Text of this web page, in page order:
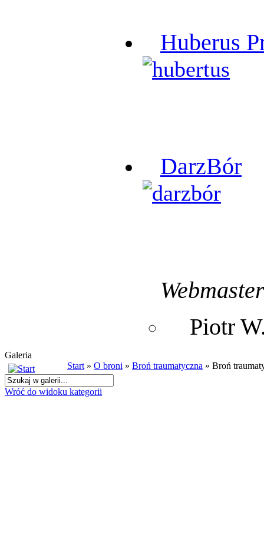
Huberus
DarzBór
Piotr
Galeria
Start » O broni » Broń traumatyczna » Broń
Wróć do widoku kategorii